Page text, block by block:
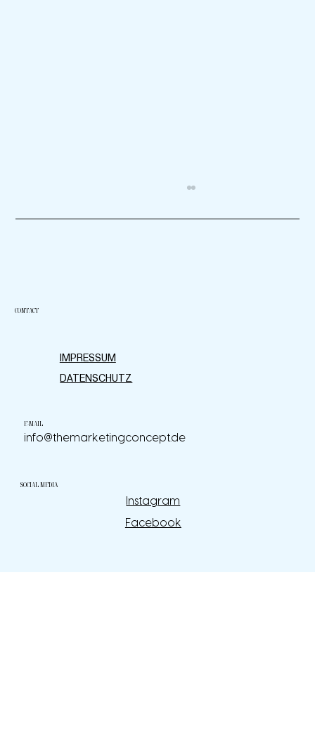
Storytelling auf Social Media: Wie man Geschichten
nutzt, um Engagement zu fördern
CONTACT
IMPRESSUM
DATENSCHUTZ
info@themarketingconcept.de
E-MAIL
Instagram
Facebook
SOCIAL MEDIA